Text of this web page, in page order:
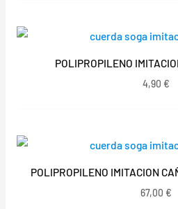
POLIPROPILENO
4,90 €
POLIPROPILENO IMITACION
67,00 €